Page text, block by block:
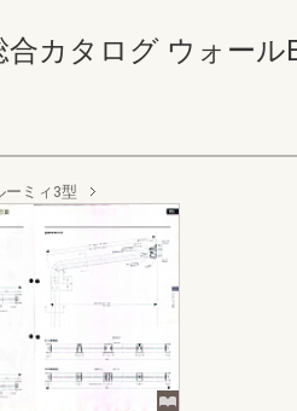
カタログ ウォール
ミィ3型